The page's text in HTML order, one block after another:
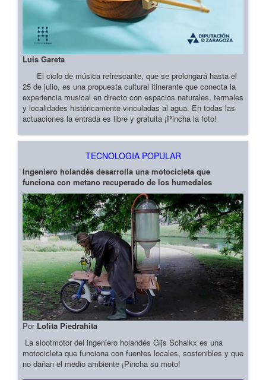
Luis Gareta
El ciclo de música refrescante, que se prolongará hasta el
25 de julio, es una propuesta cultural itinerante que conecta la
experiencia musical en directo con espacios naturales, termales
y localidades históricamente vinculadas al agua. En todas las
actuaciones la entrada es libre y gratuita ¡Pincha la foto!
TECNOLOGIA POPULAR
Ingeniero holandés desarrolla una motocicleta que
funciona con metano recuperado de los humedales
Por Lolita Piedrahita
La slootmotor del ingeniero holandés Gijs Schalkx es una
motocicleta que funciona con fuentes locales, sostenibles y que
no dañan el medio ambiente ¡Pincha su moto!